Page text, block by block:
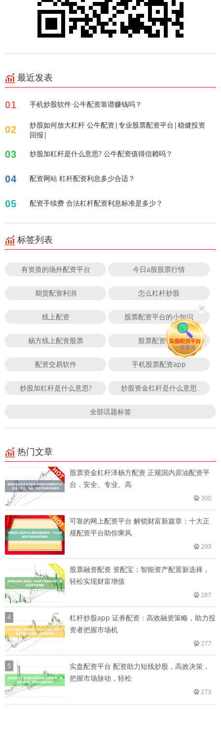
最近发表
01 手机炒股软件 公牛配资靠谱赚钱吗？
02
炒股如何放大杠杆 公牛配资|专业股票配资平台|稳健投资
回报|
03 炒股加杠杆是什么意思? 公牛配资值得信赖吗？
04 配资网站 杠杆配资利息多少合适？
05 配资手续费 合法杠杆配资利息标准是多少？
标签列表
有资质的场外配资平台 今日a股股票行情
期货配资利润 怎么杠杆炒股
线上配资 股票配资平台的小知识
杨方线上配资股票 股票配资公司
配资交易软件 手机股票配资app
炒股加杠杆是什么意思? 炒股资金杠杆是什么意思
全部话题标签
热门文章
股票资金杠杆泽杨方配资 正规国内原油配资平
台，安全、专业、高
300
可靠的网上配资平台 解锁财富新篇章：十大正
规配资平台助你乘风
293
股票融资配资 资配宝：智能资产配置新选择，
轻松实现财富增值
287
4
杠杆炒股app 证券配资：高效融资策略，助力投
资者把握市场机
277
5
实盘配资平台 配资助力短线炒股，高效决策，
把握市场脉动，轻松
273